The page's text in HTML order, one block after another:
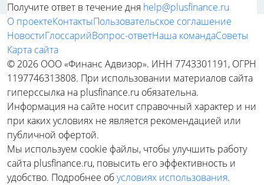
Получите ответ в течение дня help@plusfinance.ru
О проектеКонтактыПользовательское соглашение
НовостиГлоссарийВопрос-ответНаша командаСоветы
Карта сайта
© 2026 ООО «Финанс Адвизор». ИНН 7743301191, ОГРН
1197746313808. При использовании материалов сайта
гиперссылка на plusfinance.ru обязательна.
Информация на сайте носит справочный характер и ни
при каких условиях не является рекомендацией или
публичной офертой.
Мы используем cookie файлы, чтобы улучшить работу
сайта plusfinance.ru, повысить его эффективность и
удобство. Подробнее обусловиях использования.